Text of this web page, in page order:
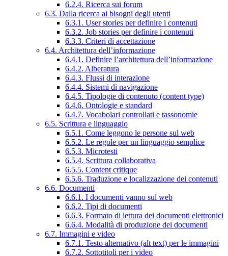
6.2.4. Ricerca sui forum
6.3. Dalla ricerca ai bisogni degli utenti
6.3.1. User stories per definire i contenuti
6.3.2. Job stories per definire i contenuti
6.3.3. Criteri di accettazione
6.4. Architettura dell’informazione
6.4.1. Definire l’architettura dell’informazione
6.4.2. Alberatura
6.4.3. Flussi di interazione
6.4.4. Sistemi di navigazione
6.4.5. Tipologie di contenuto (content type)
6.4.6. Ontologie e standard
6.4.7. Vocabolari controllati e tassonomie
6.5. Scrittura e linguaggio
6.5.1. Come leggono le persone sul web
6.5.2. Le regole per un linguaggio semplice
6.5.3. Microtesti
6.5.4. Scrittura collaborativa
6.5.5. Content critique
6.5.6. Traduzione e localizzazione dei contenuti
6.6. Documenti
6.6.1. I documenti vanno sul web
6.6.2. Tipi di documenti
6.6.3. Formato di lettura dei documenti elettronici
6.6.4. Modalità di produzione dei documenti
6.7. Immagini e video
6.7.1. Testo alternativo (alt text) per le immagini
6.7.2. Sottotitoli per i video